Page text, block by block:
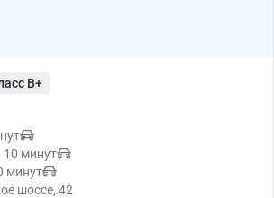
B+
10 минут
минут
шоссе, 42